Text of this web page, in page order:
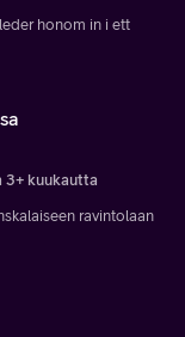
honom in i ett
3+ kuukautta
ravintolaan